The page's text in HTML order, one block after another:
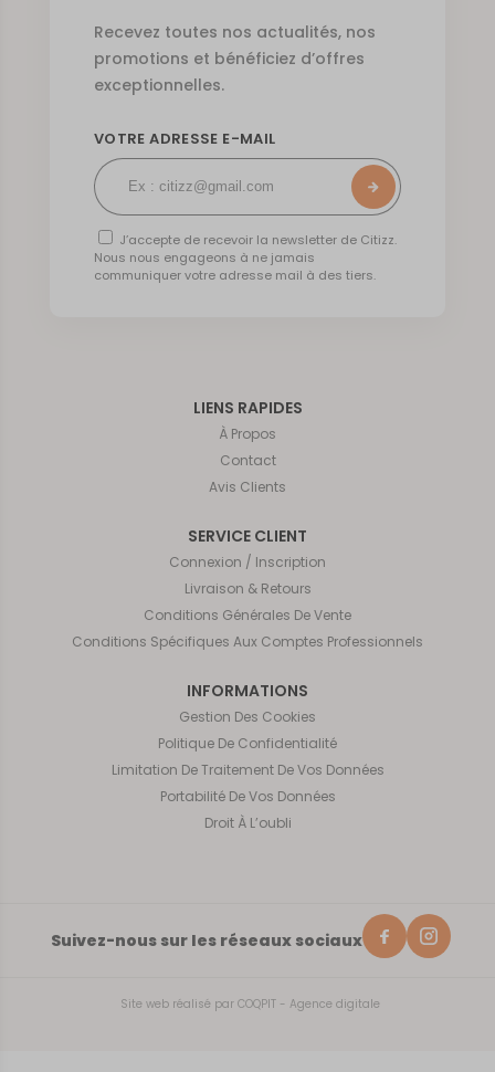
LIENS RAPIDES
À Propos
Contact
Avis Clients
SERVICE CLIENT
Connexion / Inscription
Livraison & Retours
Conditions Générales De Vente
Conditions Spécifiques Aux Comptes Professionnels
INFORMATIONS
Gestion Des Cookies
Politique De Confidentialité
Limitation De Traitement De Vos Données
Portabilité De Vos Données
Droit À L’oubli
Suivez-nous sur les réseaux sociaux
Site web réalisé par COQPIT - Agence digitale
Recevez toutes nos actualités, nos
promotions et bénéficiez d’offres
exceptionnelles.
VOTRE ADRESSE E-MAIL
J’accepte de recevoir la newsletter de Citizz.
Nous nous engageons à ne jamais
communiquer votre adresse mail à des tiers.